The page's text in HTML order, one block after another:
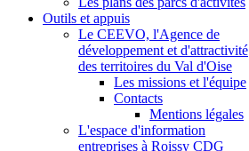
Outils et appuis
Le CEEVO, l'Agence de
développement et d'attractivité
des territoires du Val d'Oise
Les missions et l'équipe
Contacts
Mentions légales
L'espace d'information
entreprises à Roissy CDG